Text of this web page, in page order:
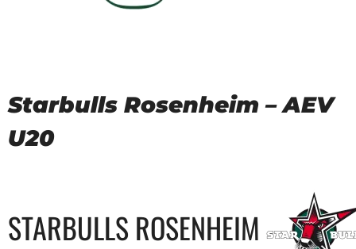
Starbulls Rosenheim – AEV
U20
STARBULLS ROSENHEIM